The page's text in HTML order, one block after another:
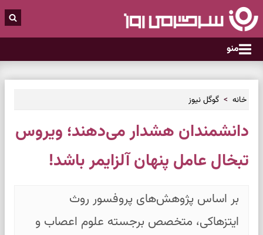
منو
خانه گوگل نیوز
دانشمندان هشدار می‌دهند؛ ویروس
تبخال عامل پنهان آلزایمر باشد!
بر اساس پژوهش‌های پروفسور روث
ایتزهاکی، متخصص برجسته علوم اعصاب و